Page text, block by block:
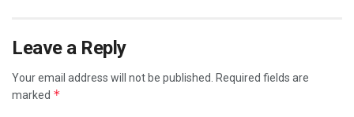
Leave a Reply
Your email address will not be published.
Required fields are
marked *